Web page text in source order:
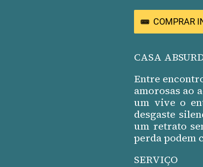
COMPRAR
CASA
Entre
amorosas ao
um vive o
desgaste
um retrato
perda podem
SERVIÇO